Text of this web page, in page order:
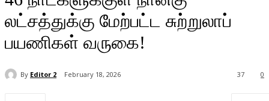
லட்சத்துக்கு மேற்பட்ட சுற்றுலாப்
பயணிகள் வருகை!
By Editor 2 February 18, 2026 0
37